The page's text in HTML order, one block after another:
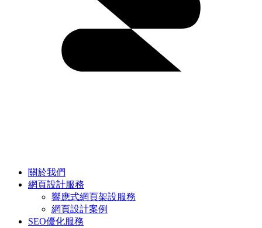
關於我們
網頁設計服務
響應式網頁架設服務
網頁設計案例
SEO優化服務